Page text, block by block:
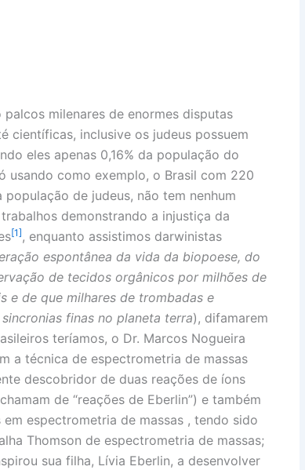
milenares de enormes disputas
científicas, inclusive os judeus possuem
eles apenas 0,16% da população do
usando como exemplo, o Brasil com 220
de judeus, não tem nenhum
demonstrando a injustiça da
[1] , enquanto assistimos darwinistas
espontânea da vida da biopoese, do
de tecidos orgânicos por milhões de
e de que milhares de trombadas e
finas no planeta terra), difamarem
teríamos, o Dr. Marcos Nogueira
a técnica de espectrometria de massas
descobridor de duas reações de íons
de “reações de Eberlin”) e também
espectrometria de massas , tendo sido
Thomson de espectrometria de massas;
sua filha, Lívia Eberlin, a desenvolver